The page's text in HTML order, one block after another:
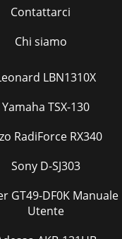
Contattarci
Chi siamo
LBN1310X
Yamaha TSX-130
RadiForce RX340
Sony D-SJ303
Utente